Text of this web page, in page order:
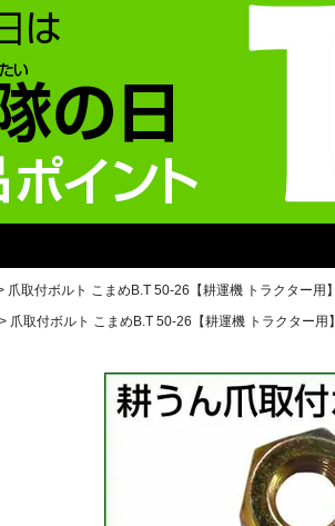
爪取付ボルト こまめB.T 50-26【耕運機 トラクター用】
爪取付ボルト こまめB.T 50-26【耕運機 トラクター用】